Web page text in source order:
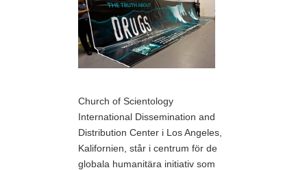
Church of Scientology
International Dissemination and
Distribution Center i Los Angeles,
Kalifornien, står i centrum för de
globala humanitära initiativ som